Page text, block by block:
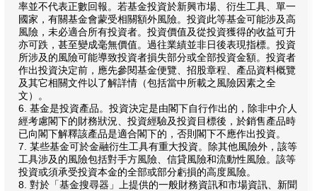
率並不代表正數回報。若基金投資於新興市場、衍生工具、單一
國家，有關基金會蒙受相關額外風險。投資此等基金可能涉及高
風險，未必適合所有投資者。投資價值及從投資獲得的收益可升
亦可跌，甚至變成毫無價值。過往業績並非日後表現指標。投資
所涉及的風險可能導致投資者損失部分或全部投資金額。投資者
作出投資決定前，應先參閱基金便覽、招股章程、產品資料概覽
及其它相關文件以了解詳情（包括當中所載之風險因素之全
文）。
6. 基金是投資產品。投資決定是由閣下自行作出的，除非中介人
經考慮閣下的財務狀況、投資經驗及投資目標後，於銷售產品時
已向閣下解釋該產品是適合閣下的，否則閣下不應作出投資。
7. 某些基金可於金融衍生工具有重大投資。除其他風險外，該等
工具涉及的風險包括對手方風險、信貸風險和流動性風險。該等
投資或須承受投資本金的全部或部分虧損的高度風險。
8. 對於「基金搜尋器」上提供的一般財務資訊和市場資訊、新聞